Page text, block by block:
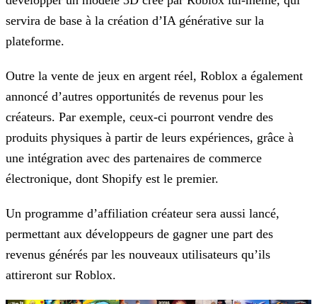
servira de base à la création d’IA générative sur la
plateforme.
Outre la vente de jeux en argent réel, Roblox a également
annoncé d’autres opportunités de revenus pour les
créateurs. Par exemple, ceux-ci pourront vendre des
produits physiques à partir de leurs expériences, grâce à
une intégration avec des partenaires de commerce
électronique, dont Shopify est le premier.
Un programme d’affiliation créateur sera aussi lancé,
permettant aux développeurs de gagner une part des
revenus générés par les nouveaux utilisateurs qu’ils
attireront sur Roblox.